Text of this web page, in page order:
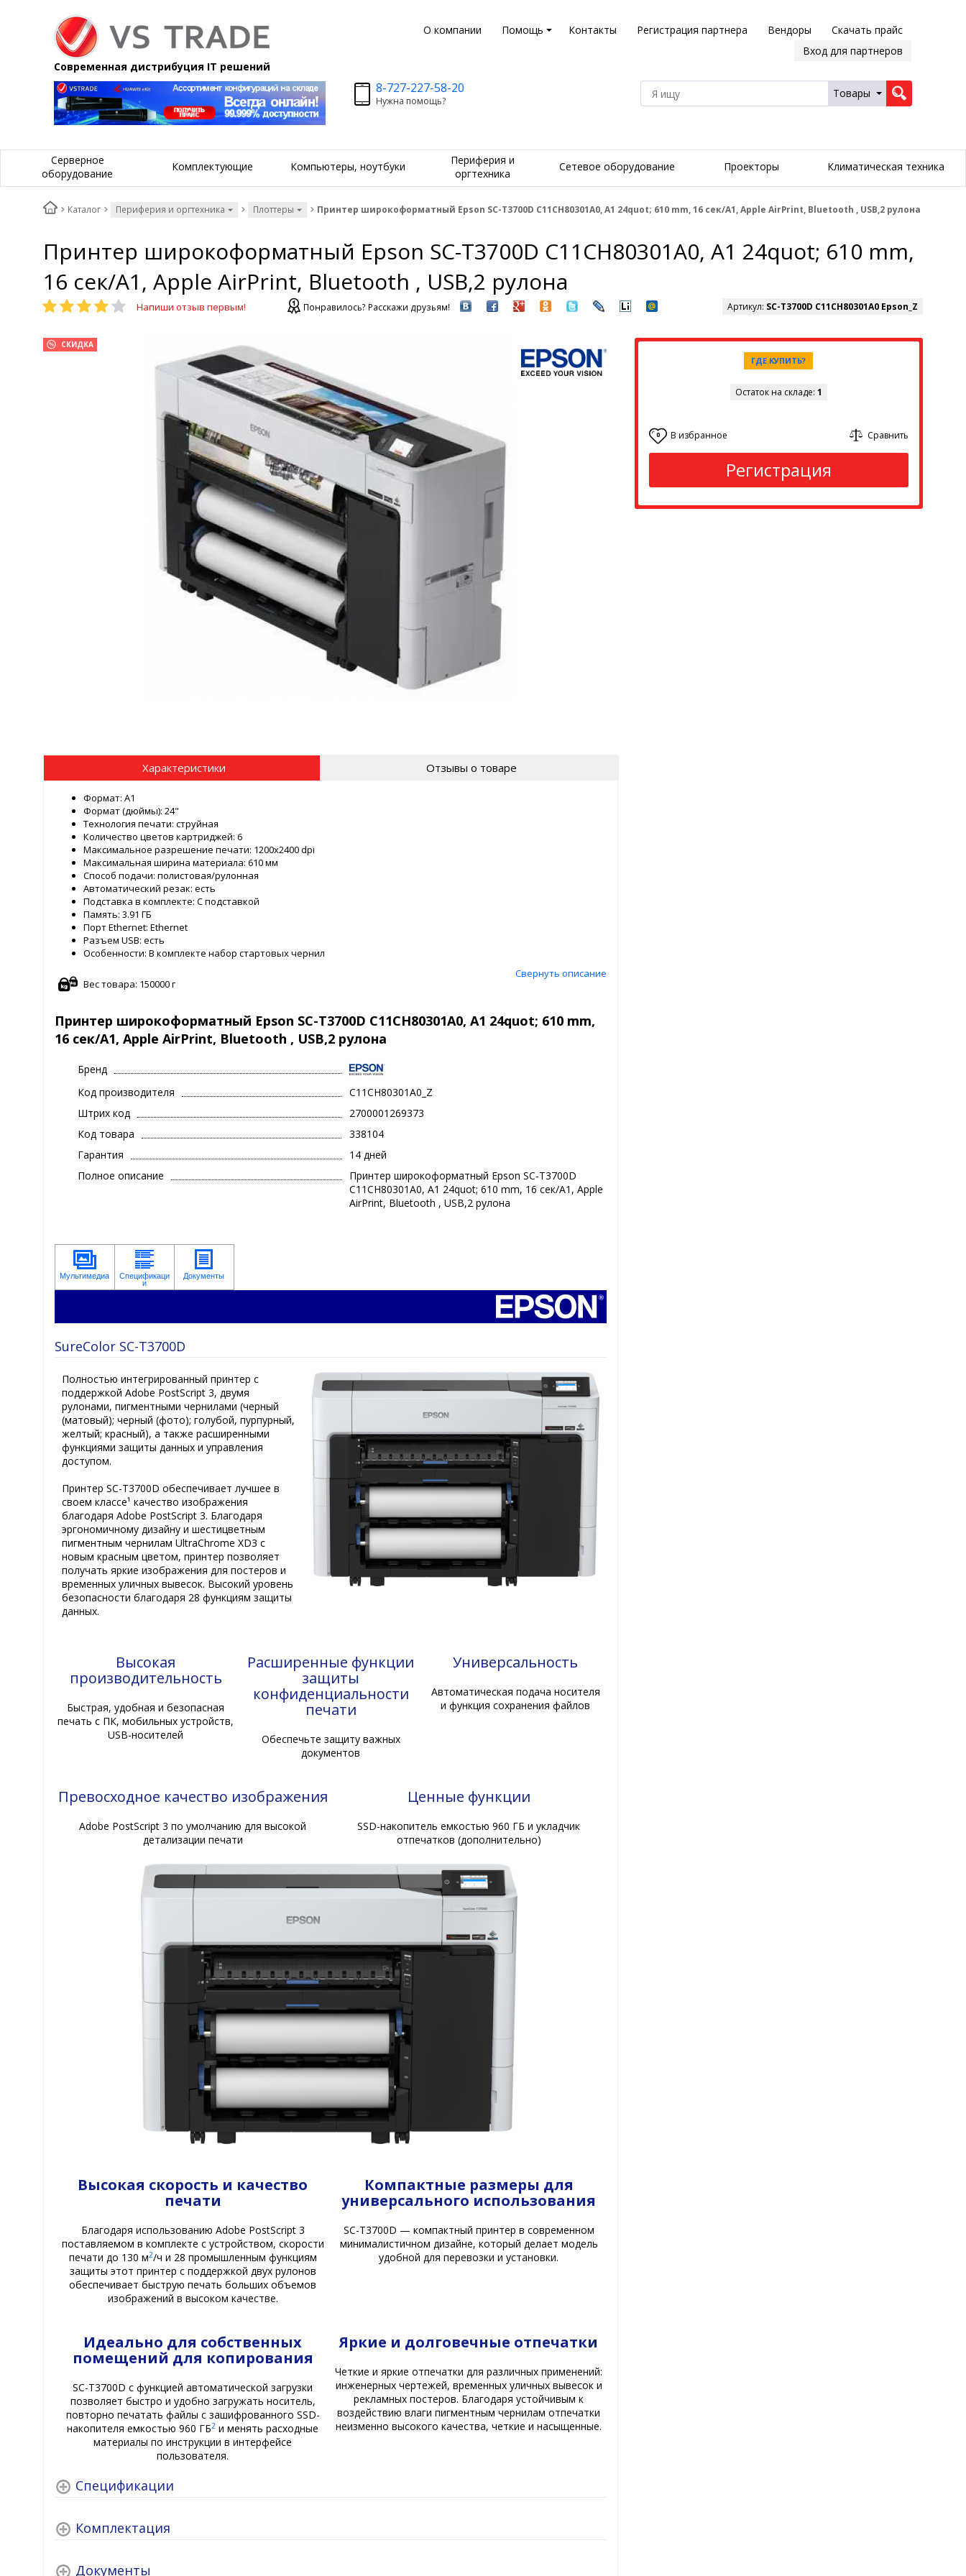
О компании Помощь Контакты Регистрация партнера Вендоры
Скачать прайс
Вход для партнеров
Современная дистрибуция IT решений
8-727-227-58-20
Нужна помощь?
Товары
Серверное
оборудование
Комплектующие Компьютеры, ноутбуки
Периферия и
оргтехника
Сетевое оборудование Проекторы Климатическая техника
Каталог Периферия и оргтехника Плоттеры Принтер широкоформатный Epson SC-T3700D C11CH80301A0, A1 24quot; 610 mm, 16 сек/А1, Apple AirPrint, Bluetooth , USB,2 рулона
Принтер широкоформатный Epson SC-T3700D C11CH80301A0, A1 24quot; 610 mm,
16 сек/А1, Apple AirPrint, Bluetooth , USB,2 рулона
Напиши отзыв первым! Понравилось? Расскажи друзьям! Артикул: SC-T3700D C11CH80301A0 Epson_Z
СКИДКА
ГДЕ КУПИТЬ?
Остаток на складе: 1
0 В избранное Сравнить
Регистрация
Характеристики Отзывы о товаре
Формат: A1
Формат (дюймы): 24"
Технология печати: струйная
Количество цветов картриджей: 6
Максимальное разрешение печати: 1200x2400 dpi
Максимальная ширина материала: 610 мм
Способ подачи: полистовая/рулонная
Автоматический резак: есть
Подставка в комплекте: С подставкой
Память: 3.91 ГБ
Порт Ethernet: Ethernet
Разъем USB: есть
Особенности: В комплекте набор стартовых чернил
Свернуть описание
Вес товара: 150000 г
Принтер широкоформатный Epson SC-T3700D C11CH80301A0, A1 24quot; 610 mm,
16 сек/А1, Apple AirPrint, Bluetooth , USB,2 рулона
Бренд
Код производителя
C11CH80301A0_Z
Штрих код
2700001269373
Код товара
338104
Гарантия
14 дней
Полное описание
Принтер широкоформатный Epson SC-T3700D
C11CH80301A0, A1 24quot; 610 mm, 16 сек/А1, Apple
AirPrint, Bluetooth , USB,2 рулона
SureColor SC-T3700D
Полностью интегрированный принтер с
поддержкой Adobe PostScript 3, двумя
рулонами, пигментными чернилами (черный
(матовый); черный (фото); голубой, пурпурный,
желтый; красный), а также расширенными
функциями защиты данных и управления
доступом.
Принтер SC-T3700D обеспечивает лучшее в
своем классе¹ качество изображения
благодаря Adobe PostScript 3. Благодаря
эргономичному дизайну и шестицветным
пигментным чернилам UltraChrome XD3 с
новым красным цветом, принтер позволяет
получать яркие изображения для постеров и
временных уличных вывесок. Высокий уровень
безопасности благодаря 28 функциям защиты
данных.
Высокая
производительность
Быстрая, удобная и безопасная
печать с ПК, мобильных устройств,
USB-носителей
Расширенные функции
защиты
конфиденциальности
печати
Обеспечьте защиту важных
документов
Универсальность
Автоматическая подача носителя
и функция сохранения файлов
Превосходное качество изображения
Adobe PostScript 3 по умолчанию для высокой
детализации печати
Ценные функции
SSD-накопитель емкостью 960 ГБ и укладчик
отпечатков (дополнительно)
Высокая скорость и качество
печати
Благодаря использованию Adobe PostScript 3
поставляемом в комплекте с устройством, скорости
печати до 130 м2/ч и 28 промышленным функциям
защиты этот принтер с поддержкой двух рулонов
обеспечивает быструю печать больших объемов
изображений в высоком качестве.
Компактные размеры для
универсального использования
SC-T3700D — компактный принтер в современном
минималистичном дизайне, который делает модель
удобной для перевозки и установки.
Идеально для собственных
помещений для копирования
SC-T3700D с функцией автоматической загрузки
позволяет быстро и удобно загружать носитель,
повторно печатать файлы с зашифрованного SSD-
накопителя емкостью 960 ГБ2 и менять расходные
материалы по инструкции в интерфейсе
пользователя.
Яркие и долговечные отпечатки
Четкие и яркие отпечатки для различных применений:
инженерных чертежей, временных уличных вывесок и
рекламных постеров. Благодаря устойчивым к
воздействию влаги пигментным чернилам отпечатки
неизменно высокого качества, четкие и насыщенные.
Спецификации
Комплектация
Документы